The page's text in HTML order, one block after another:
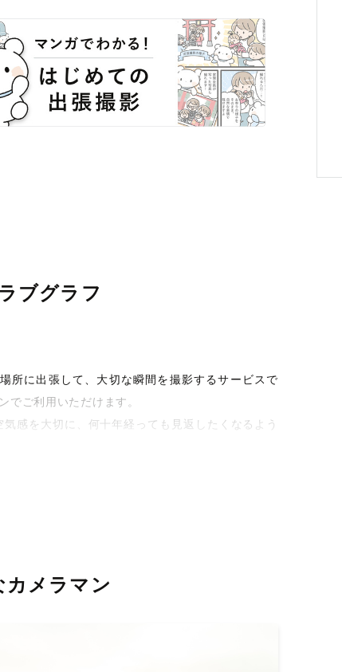
ラブグラフ
所に出張して、大切な瞬間を撮影するサービスで
でご利用いただけます。
感を大切に、何十年経っても見返したくなるよう
ラブグラフの
カメラマン